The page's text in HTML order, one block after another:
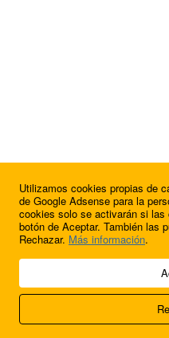
¿Quieres
© 2009 - 2026 Soluciones
Acerca de
FútbolBalear
Utilizamos cookies propias de
de Google Adsense para la
cookies solo se activarán si
botón de Aceptar. También las
Rechazar. Más información.